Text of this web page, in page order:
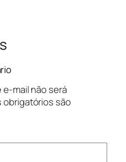
mail não será
obrigatórios são